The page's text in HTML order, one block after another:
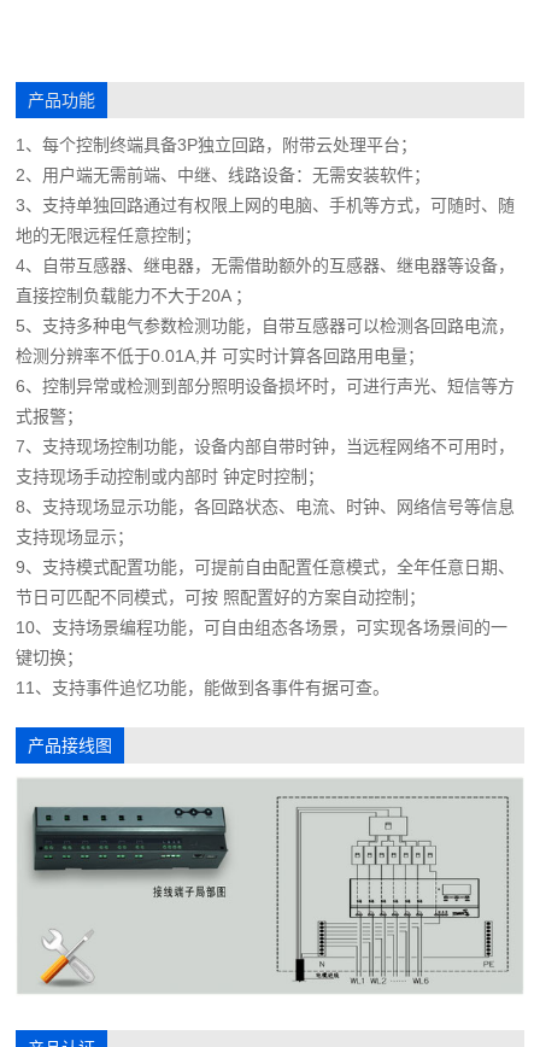
产品功能
1、每个控制终端具备3P独立回路，附带云处理平台；
2、用户端无需前端、中继、线路设备：无需安装软件；
3、支持单独回路通过有权限上网的电脑、手机等方式，可随时、随
地的无限远程任意控制；
4、自带互感器、继电器，无需借助额外的互感器、继电器等设备，
直接控制负载能力不大于20A ；
5、支持多种电气参数检测功能，自带互感器可以检测各回路电流，
检测分辨率不低于0.01A,并 可实时计算各回路用电量；
6、控制异常或检测到部分照明设备损坏时，可进行声光、短信等方
式报警；
7、支持现场控制功能，设备内部自带时钟，当远程网络不可用时，
支持现场手动控制或内部时 钟定时控制；
8、支持现场显示功能，各回路状态、电流、时钟、网络信号等信息
支持现场显示；
9、支持模式配置功能，可提前自由配置任意模式，全年任意日期、
节日可匹配不同模式，可按 照配置好的方案自动控制；
10、支持场景编程功能，可自由组态各场景，可实现各场景间的一
键切换；
11、支持事件追忆功能，能做到各事件有据可查。
产品接线图